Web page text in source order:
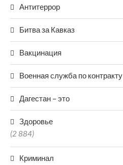
Антитеррор
Битва за Кавказ
Вакцинация
Военная служба по контракту
Дагестан – это
Здоровье
(2 884)
Криминал